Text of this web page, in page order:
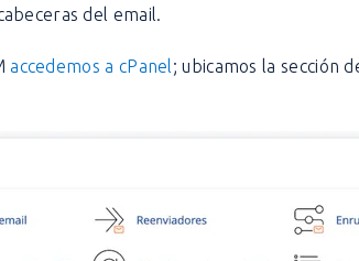
del email.
accedemos a cPanel; ubicamos la sección